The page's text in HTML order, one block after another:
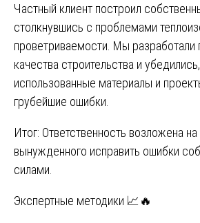
Частный клиент построил
столкнувшись с проблемами
проветриваемости. Мы разработали
качества строительства и
использованные материалы и
грубейшие ошибки.
Итог: Ответственность возложена
вынужденного исправить ошибки
силами.
Экспертные методики 📈🔥